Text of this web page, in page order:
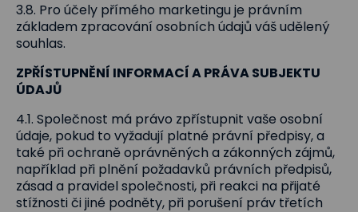
3.8. Pro účely přímého marketingu je právním
základem zpracování osobních údajů váš udělený
souhlas.
ZPŘÍSTUPNĚNÍ INFORMACÍ A PRÁVA SUBJEKTU
ÚDAJŮ
4.1. Společnost má právo zpřístupnit vaše osobní
údaje, pokud to vyžadují platné právní předpisy, a
také při ochraně oprávněných a zákonných zájmů,
například při plnění požadavků právních předpisů,
zásad a pravidel společnosti, při reakci na přijaté
stížnosti či jiné podněty, při porušení práv třetích